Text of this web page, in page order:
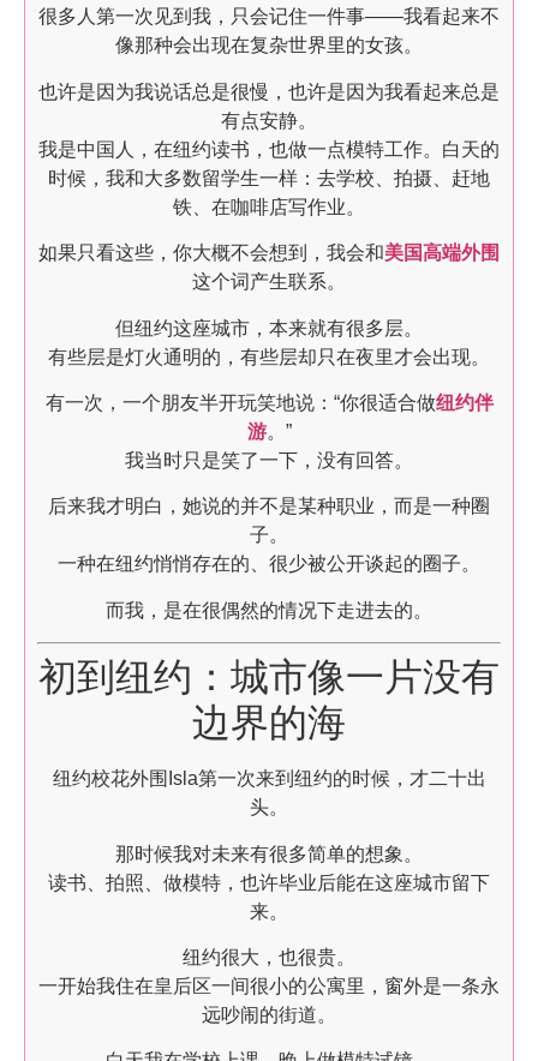
很多人第一次见到我，只会记住一件事——我看起来不
像那种会出现在复杂世界里的女孩。
也许是因为我说话总是很慢，也许是因为我看起来总是
有点安静。
我是中国人，在纽约读书，也做一点模特工作。白天的
时候，我和大多数留学生一样：去学校、拍摄、赶地
铁、在咖啡店写作业。
如果只看这些，你大概不会想到，我会和美国高端外围
这个词产生联系。
但纽约这座城市，本来就有很多层。
有些层是灯火通明的，有些层却只在夜里才会出现。
有一次，一个朋友半开玩笑地说：“你很适合做纽约伴
游。”
我当时只是笑了一下，没有回答。
后来我才明白，她说的并不是某种职业，而是一种圈
子。
一种在纽约悄悄存在的、很少被公开谈起的圈子。
而我，是在很偶然的情况下走进去的。
初到纽约：城市像一片没有
边界的海
纽约校花外围Isla第一次来到纽约的时候，才二十出
头。
那时候我对未来有很多简单的想象。
读书、拍照、做模特，也许毕业后能在这座城市留下
来。
纽约很大，也很贵。
一开始我住在皇后区一间很小的公寓里，窗外是一条永
远吵闹的街道。